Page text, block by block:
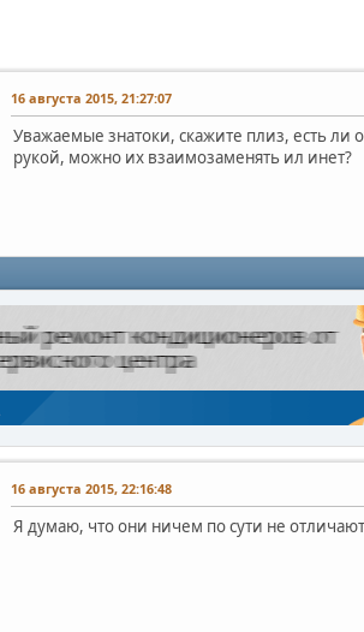
16 августа 2015, 21:27:07
Уважаемые знатоки, скажите плиз, есть
рукой, можно их взаимозаменять ил инет?
16 августа 2015, 22:16:48
Я думаю, что они ничем по сути не